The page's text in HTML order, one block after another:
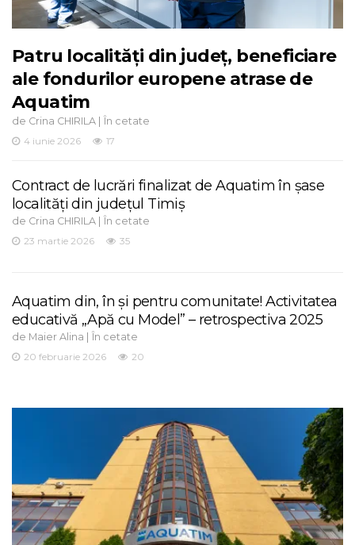
Patru localități din județ, beneficiare
ale fondurilor europene atrase de
Aquatim
de Crina CHIRILA | În cetate
4 iunie 2026
17
Contract de lucrări finalizat de Aquatim în șase
localități din județul Timiș
de Crina CHIRILA | În cetate
23 martie 2026
35
Aquatim din, în și pentru comunitate! Activitatea
educativă „Apă cu Model” – retrospectiva 2025
de Maier Alina | În cetate
20 februarie 2026
20